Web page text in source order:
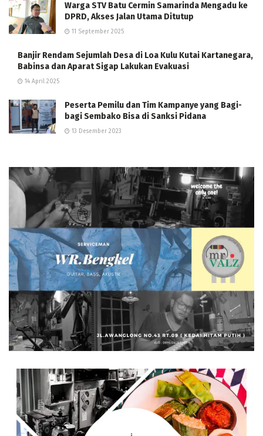
Warga STV Batu Cermin Samarinda Mengadu ke
DPRD, Akses Jalan Utama Ditutup
11 September 2025
Banjir Rendam Sejumlah Desa di Loa Kulu Kutai Kartanegara,
Babinsa dan Aparat Sigap Lakukan Evakuasi
14 April 2025
Peserta Pemilu dan Tim Kampanye yang Bagi-
bagi Sembako Bisa di Sanksi Pidana
13 Desember 2023